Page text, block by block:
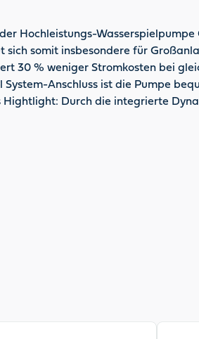
Hochleistungs-
somit insbesondere für
30 % weniger Stromkosten bei
Anschluss ist die Pumpe
Durch die integrierte
Garantie 3 Jahre plus 2 Jahre